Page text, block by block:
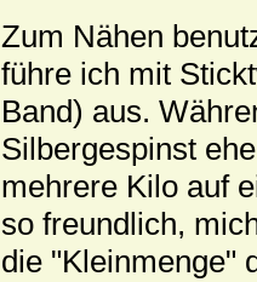
Zum Nähen
führe ich mit
Band) aus.
Silbergespinst
mehrere Kilo auf
so freundlich,
die "Kleinmenge"